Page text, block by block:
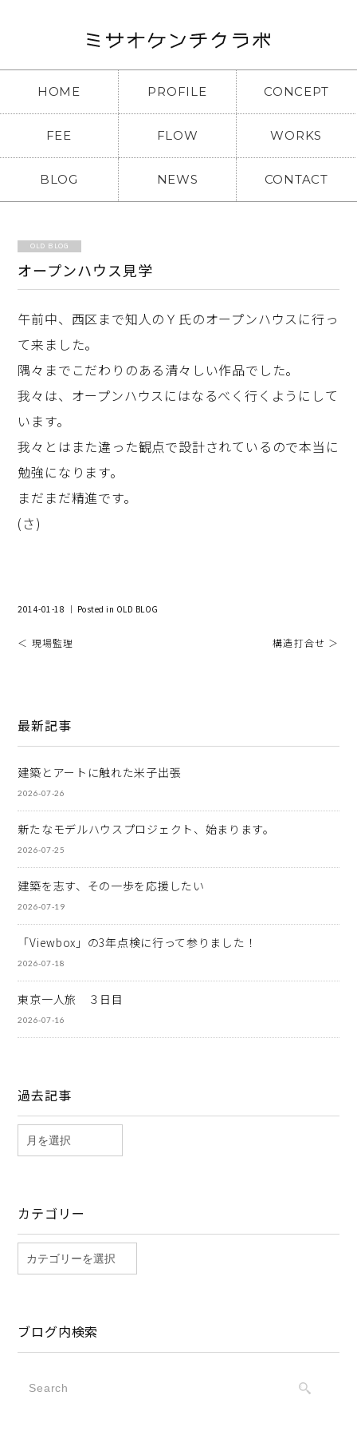
HOME PROFILE CONCEPT
FEE FLOW WORKS
BLOG NEWS CONTACT
OLD BLOG
オープンハウス見学
午前中、西区まで知人のＹ氏のオープンハウスに行っ
て来ました。
隅々までこだわりのある清々しい作品でした。
我々は、オープンハウスにはなるべく行くようにして
います。
我々とはまた違った観点で設計されているので本当に
勉強になります。
まだまだ精進です。
(さ)
2014-01-18 ｜ Posted in OLD BLOG
＜ 現場監理 構造打合せ ＞
最新記事
建築とアートに触れた米子出張
2026-07-26
新たなモデルハウスプロジェクト、始まります。
2026-07-25
建築を志す、その一歩を応援したい
2026-07-19
「Viewbox」の3年点検に行って参りました！
2026-07-18
東京一人旅 ３日目
2026-07-16
過去記事
カテゴリー
ブログ内検索